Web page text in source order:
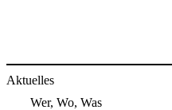
Aktuelles
Wer, Wo, Was